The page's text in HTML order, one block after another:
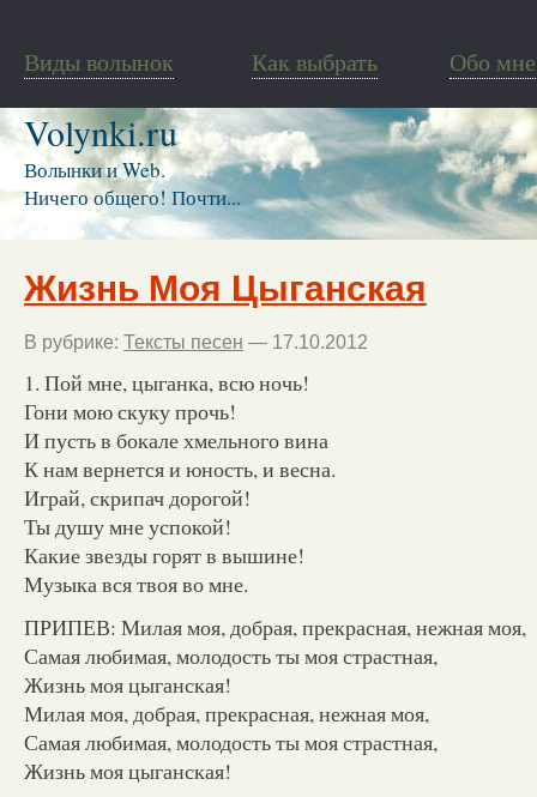
Виды волынок Как выбрать Обо мне
Volynki.ru
Волынки и Web.
Ничего общего! Почти...
Жизнь Моя Цыганская
В рубрике: Тексты песен — 17.10.2012
1. Пой мне, цыганка, всю ночь!
Гони мою скуку прочь!
И пусть в бокале хмельного вина
К нам вернется и юность, и весна.
Играй, скрипач дорогой!
Ты душу мне успокой!
Какие звезды горят в вышине!
Музыка вся твоя во мне.
ПРИПЕВ: Милая моя, добрая, прекрасная, нежная моя,
Самая любимая, молодость ты моя страстная,
Жизнь моя цыганская!
Милая моя, добрая, прекрасная, нежная моя,
Самая любимая, молодость ты моя страстная,
Жизнь моя цыганская!